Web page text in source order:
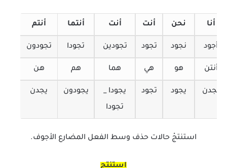
أنا نحن أنت أنت أنتما أنتم
أجود نجود تجود تجودين تجودا تجودون
أنتن هو هي هما هم هن
تجدن يجود تجود
يجودا _
تجودا
يجودون يجدن
استنتجْ حالات حذف وسط الفعل المضارع الأجوف.
استنتج